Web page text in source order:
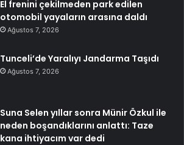
El frenini çekilmeden park edilen
otomobil yayaların arasına daldı
Ağustos 7, 2026
Tunceli’de Yaralıyı Jandarma Taşıdı
Ağustos 7, 2026
Suna Selen yıllar sonra Münir Özkul ile
neden boşandıklarını anlattı: Taze
kana ihtiyacım var dedi